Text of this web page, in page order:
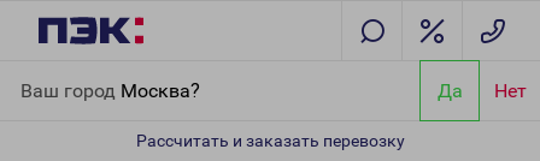
Ваш город Москва? Да Нет
Рассчитать и заказать перевозку